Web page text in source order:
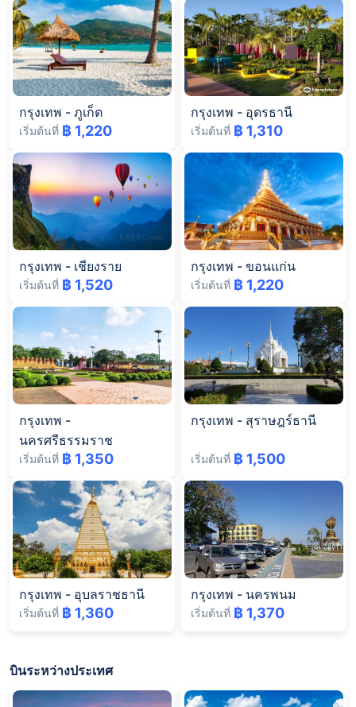
กรุงเทพ - ภูเก็ต
เริ่มต้นที่ ฿ 1,220
กรุงเทพ - อุดรธานี
เริ่มต้นที่ ฿ 1,310
กรุงเทพ - เชียงราย
เริ่มต้นที่ ฿ 1,520
กรุงเทพ - ขอนแก่น
เริ่มต้นที่ ฿ 1,220
กรุงเทพ -
นครศรีธรรมราช
เริ่มต้นที่ ฿ 1,350
กรุงเทพ - สุราษฎร์ธานี
เริ่มต้นที่ ฿ 1,500
กรุงเทพ - อุบลราชธานี
เริ่มต้นที่ ฿ 1,360
กรุงเทพ - นครพนม
เริ่มต้นที่ ฿ 1,370
บินระหว่างประเทศ